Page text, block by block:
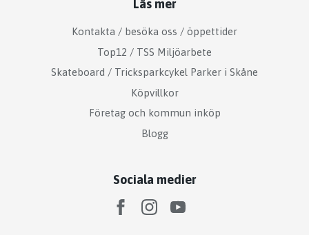
Läs mer
Kontakta / besöka oss / öppettider
Top12 / TSS Miljöarbete
Skateboard / Tricksparkcykel Parker i Skåne
Köpvillkor
Företag och kommun inköp
Blogg
Sociala medier